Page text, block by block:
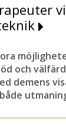
och
demens